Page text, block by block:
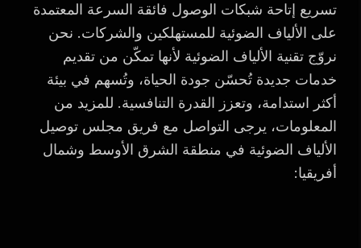
تسريع إتاحة شبكات الوصول فائقة السرعة المعتمدة
على الألياف الضوئية للمستهلكين والشركات. نحن
نروّج تقنية الألياف الضوئية لأنها تمكّن من تقديم
خدمات جديدة تُحسّن جودة الحياة، وتُسهم في بيئة
أكثر استدامة، وتعزز القدرة التنافسية. للمزيد من
المعلومات، يرجى التواصل مع فريق مجلس توصيل
الألياف الضوئية في منطقة الشرق الأوسط وشمال
أفريقيا: